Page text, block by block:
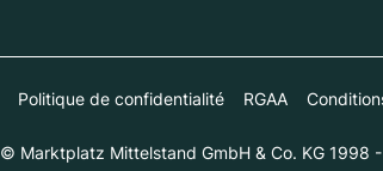
Politique de confidentialité RGAA
© Marktplatz Mittelstand GmbH & Co. KG 1998